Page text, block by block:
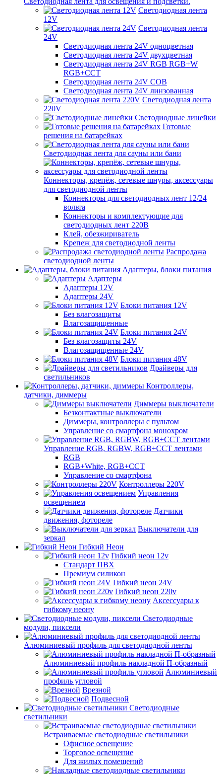
Светодиодная лента
12V
Светодиодная лента
24V
Светодиодная лента 24V одноцветная
Светодиодная лента 24V двухцветная
Светодиодная лента 24V RGB RGB+W
RGB+CCT
Светодиодная лента 24V COB
Светодиодная лента 24V линзованная
Светодиодная лента
220V
Светодиодные линейки
Готовые
решения на батарейках
Светодиодная лента для сауны или бани
Коннекторы, крепёж, сетевые шнуры, аксессуары
для светодиодной ленты
Коннекторы для светодиодных лент 12/24
вольта
Коннекторы и комплектующие для
светодиодных лент 220В
Клей, обезжириватель
Крепеж для светодиодной ленты
Распродажа
светодиодной ленты
Адаптеры, блоки питания
Адаптеры
Адаптеры 12V
Адаптеры 24V
Блоки питания 12V
Без влагозащиты
Влагозащищенные
Блоки питания 24V
Без влагозащиты 24V
Влагозащищенные 24V
Блоки питания 48V
Драйверы для
светильников
Контроллеры,
датчики, диммеры
Диммеры выключатели
Безконтактные выключатели
Диммеры, контроллеры с пультом
Управление со смартфона монохром
Управление RGB, RGBW, RGB+CCT лентами
RGB
RGB+White, RGB+CCT
Управление со смартфона
Контроллеры 220V
Управления
освещением
Датчики
движения, фотореле
Выключатели для
зеркал
Гибкий Неон
Гибкий неон 12v
Стандарт ПВХ
Премиум силикон
Гибкий неон 24V
Гибкий неон 220v
Аксессуары к
гибкому неону
Светодиодные
модули, пиксели
Алюминиевый профиль для светодиодной ленты
Алюминиевый профиль накладной П-образный
Алюминиевый
профиль угловой
Врезной
Подвесной
Светодиодные
светильники
Встраиваемые светодиодные светильники
Офисное освещение
Торговое освещение
Для жилых помещений